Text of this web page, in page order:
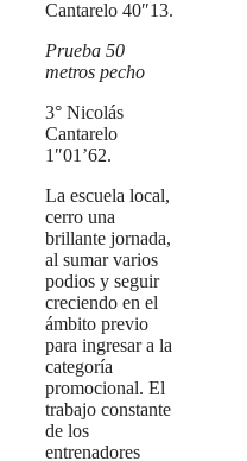
Cantarelo 40″13.
Prueba 50
metros pecho
3° Nicolás
Cantarelo
1″01’62.
La escuela local,
cerro una
brillante jornada,
al sumar varios
podios y seguir
creciendo en el
ámbito previo
para ingresar a la
categoría
promocional. El
trabajo constante
de los
entrenadores